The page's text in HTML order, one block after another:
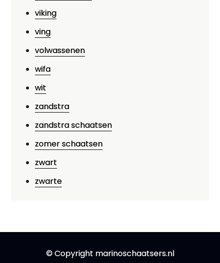
viking
ving
volwassenen
wifa
wit
zandstra
zandstra schaatsen
zomer schaatsen
zwart
zwarte
© Copyright marinoschaatsers.nl